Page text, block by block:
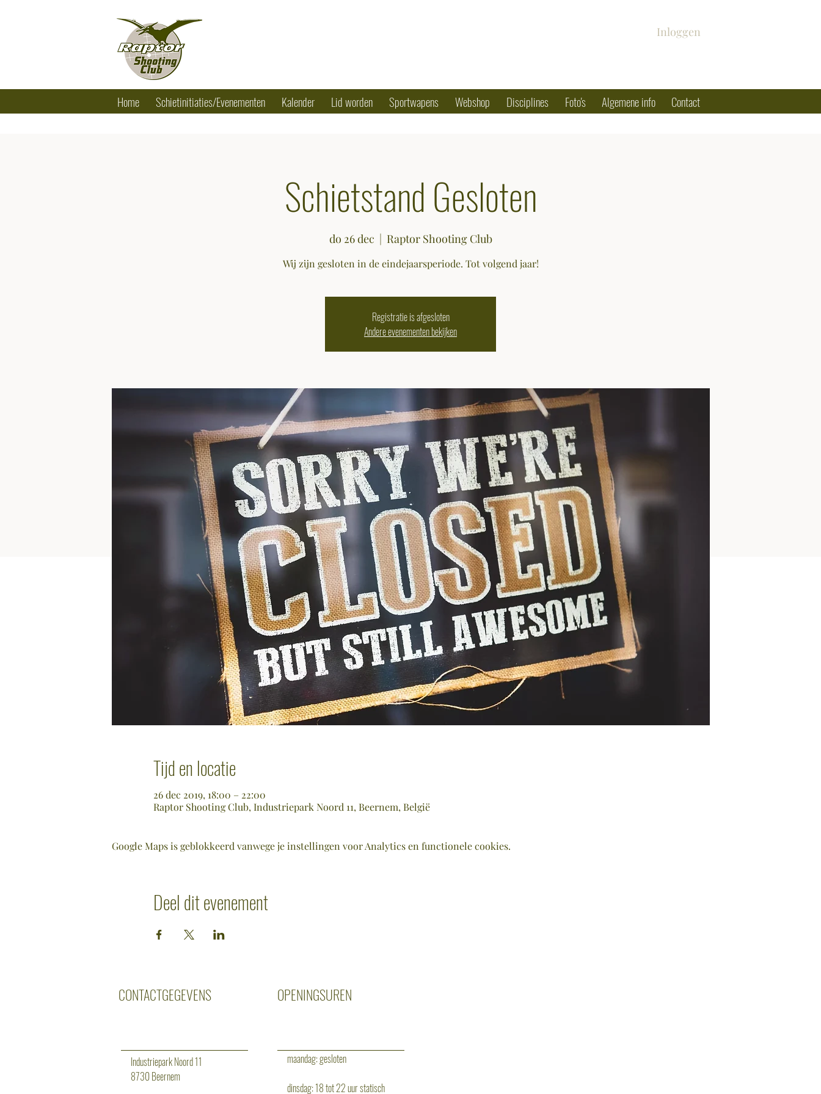
RAPTOR SHOOTING CLUB Inloggen
Home Schietinitiaties/Evenementen Kalender Lid worden Sportwapens Webshop Disciplines Foto's Algemene info Contact
Schietstand Gesloten
do 26 dec
  |
Raptor Shooting Club
Wij zijn gesloten in de eindejaarsperiode. Tot volgend jaar!
Registratie is afgesloten
Andere evenementen bekijken
Tijd en locatie
26 dec 2019, 18:00 – 22:00
Raptor Shooting Club, Industriepark Noord 11, Beernem, België
Google Maps is geblokkeerd vanwege je instellingen voor Analytics en functionele cookies.
Deel dit evenement
CONTACTGEGEVENS
Industriepark Noord 11
8730 Beernem
OPENINGSUREN
maandag: gesloten
dinsdag: 18 tot 22 uur statisch